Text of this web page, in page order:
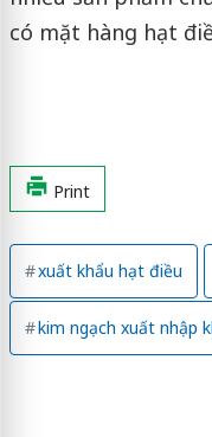
có mặt hàng hạt
Print
xuất khẩu hạt điều
kim ngạch xuất nhập